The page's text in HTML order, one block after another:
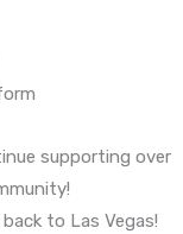
supporting over
to Las Vegas!